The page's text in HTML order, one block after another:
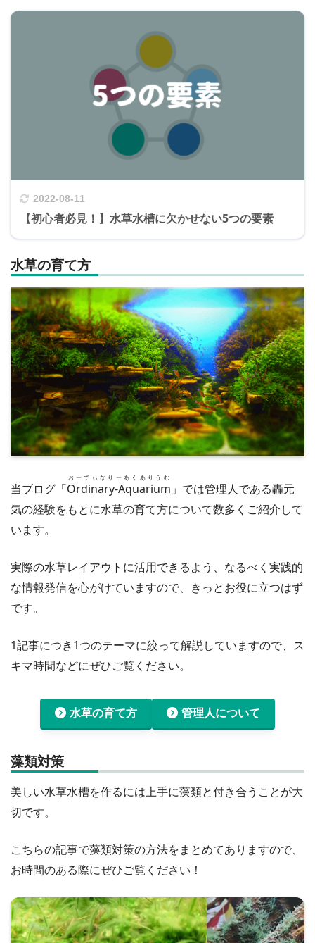
2022-08-11
【初心者必見！】水草水槽に欠かせない5つの要素
水草の育て方
当ブログ「Ordinary-Aquarium
おーでぃなりーあくありうむ
」では管理人である轟元
気の経験をもとに水草の育て方について数多くご紹介して
います。
実際の水草レイアウトに活用できるよう、なるべく実践的
な情報発信を心がけていますので、きっとお役に立つはず
です。
1記事につき1つのテーマに絞って解説していますので、ス
キマ時間などにぜひご覧ください。
水草の育て方 管理人について
藻類対策
美しい水草水槽を作るには上手に藻類と付き合うことが大
切です。
こちらの記事で藻類対策の方法をまとめてありますので、
お時間のある際にぜひご覧ください！